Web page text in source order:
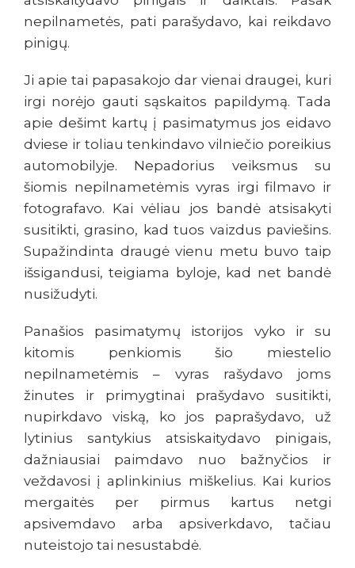
nepilnametės, pati parašydavo, kai reikdavo
pinigų.
Ji apie tai papasakojo dar vienai draugei, kuri
irgi norėjo gauti sąskaitos papildymą. Tada
apie dešimt kartų į pasimatymus jos eidavo
dviese ir toliau tenkindavo vilniečio poreikius
automobilyje. Nepadorius veiksmus su
šiomis nepilnametėmis vyras irgi filmavo ir
fotografavo. Kai vėliau jos bandė atsisakyti
susitikti, grasino, kad tuos vaizdus paviešins.
Supažindinta draugė vienu metu buvo taip
išsigandusi, teigiama byloje, kad net bandė
nusižudyti.
Panašios pasimatymų istorijos vyko ir su
kitomis penkiomis šio miestelio
nepilnametėmis – vyras rašydavo joms
žinutes ir primygtinai prašydavo susitikti,
nupirkdavo viską, ko jos paprašydavo, už
lytinius santykius atsiskaitydavo pinigais,
dažniausiai paimdavo nuo bažnyčios ir
veždavosi į aplinkinius miškelius. Kai kurios
mergaitės per pirmus kartus netgi
apsivemdavo arba apsiverkdavo, tačiau
nuteistojo tai nesustabdė.